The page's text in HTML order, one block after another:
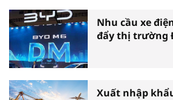
Nhu cầu xe
đẩy thị trường
Xuất nhập